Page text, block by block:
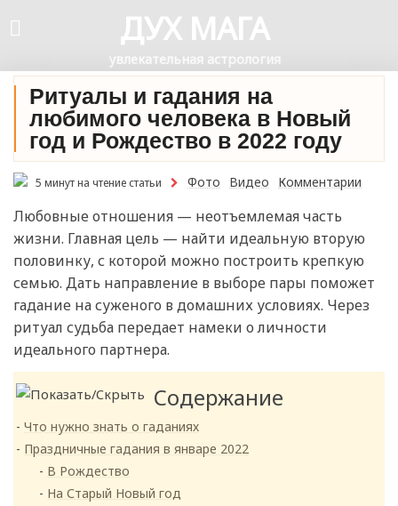
ДУХ МАГА
увлекательная астрология
Ритуалы и гадания на
любимого человека в Новый
год и Рождество в 2022 году
5 минут на чтение статьи Фото Видео Комментарии
Любовные отношения — неотъемлемая часть
жизни. Главная цель — найти идеальную вторую
половинку, с которой можно построить крепкую
семью. Дать направление в выборе пары поможет
гадание на суженого в домашних условиях. Через
ритуал судьба передает намеки о личности
идеального партнера.
Содержание
Что нужно знать о гаданиях
Праздничные гадания в январе 2022
В Рождество
На Старый Новый год